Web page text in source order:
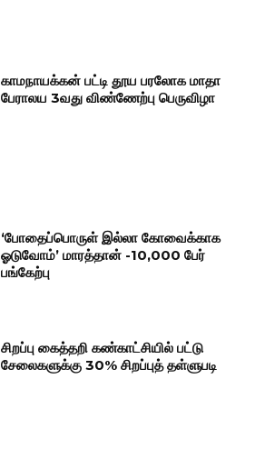
காமநாயக்கன் பட்டி தூய பரலோக மாதா
பேராலய 3வது விண்ணேற்பு பெருவிழா
‘போதைப்பொருள் இல்லா கோவைக்காக
ஓடுவோம்’ மாரத்தான் -10,000 பேர்
பங்கேற்பு
சிறப்பு கைத்தறி கண்காட்சியில் பட்டு
சேலைகளுக்கு 30% சிறப்புத் தள்ளுபடி